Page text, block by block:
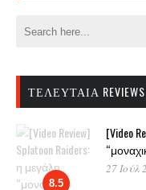
ΤΕΛΕΥΤΑΊΑ REVIEWS
8.5
[Video
27 Ιούλ